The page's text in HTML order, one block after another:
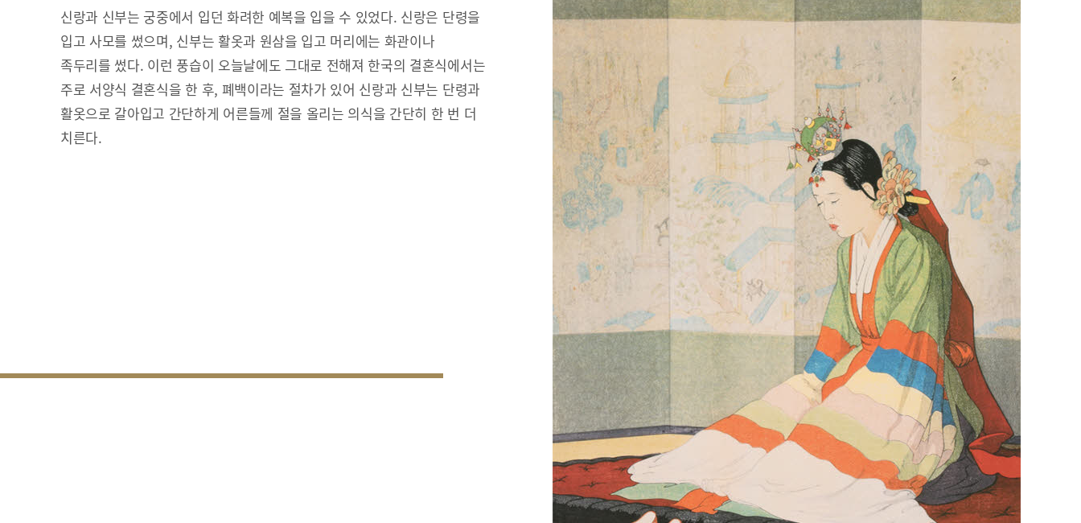
신랑과 신부는 궁중에서 입던 화려한 예복을 입을 수 있었다. 신랑은 단령을
입고 사모를 썼으며, 신부는 활옷과 원삼을 입고 머리에는 화관이나
족두리를 썼다. 이런 풍습이 오늘날에도 그대로 전해져 한국의 결혼식에서는
주로 서양식 결혼식을 한 후, 폐백이라는 절차가 있어 신랑과 신부는 단령과
활옷으로 갈아입고 간단하게 어른들께 절을 올리는 의식을 간단히 한 번 더
치른다.